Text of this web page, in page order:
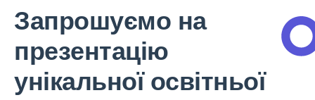
Запрошуємо на
презентацію
унікальної освітньої